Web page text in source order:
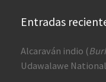
Entradas
Alcaraván indio (
Udawalawe